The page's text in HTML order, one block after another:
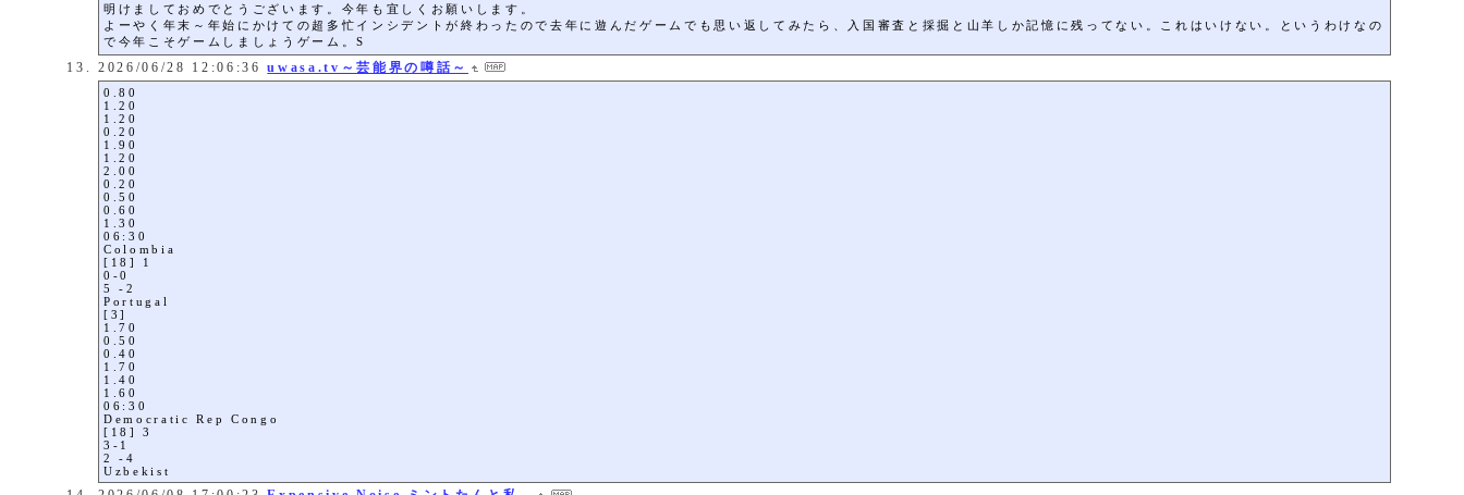
明けましておめでとうございます。今年も宜しくお願いします。
よーやく年末～年始にかけての超多忙インシデントが終わったので去年に遊んだゲームでも思い返してみたら、入国審査と採掘と山羊しか記憶に残ってない。これはいけない。というわけなの
で今年こそゲームしましょうゲーム。S
2026/06/28 12:06:36 uwasa.tv～芸能界の噂話～
0.80
1.20
1.20
0.20
1.90
1.20
2.00
0.20
0.50
0.60
1.30
06:30
Colombia
[18] 1
0-0
5 -2
Portugal
[3]
1.70
0.50
0.40
1.70
1.40
1.60
06:30
Democratic Rep Congo
[18] 3
3-1
2 -4
Uzbekist